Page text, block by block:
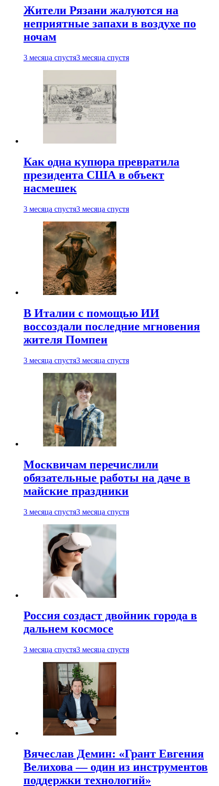
Жители Рязани жалуются на
неприятные запахи в воздухе по
ночам
3 месяца спустя3 месяца спустя
Как одна купюра превратила
президента США в объект
насмешек
3 месяца спустя3 месяца спустя
В Италии с помощью ИИ
воссоздали последние мгновения
жителя Помпеи
3 месяца спустя3 месяца спустя
Москвичам перечислили
обязательные работы на даче в
майские праздники
3 месяца спустя3 месяца спустя
Россия создаст двойник города в
дальнем космосе
3 месяца спустя3 месяца спустя
Вячеслав Демин: «Грант Евгения
Велихова — один из инструментов
поддержки технологий»